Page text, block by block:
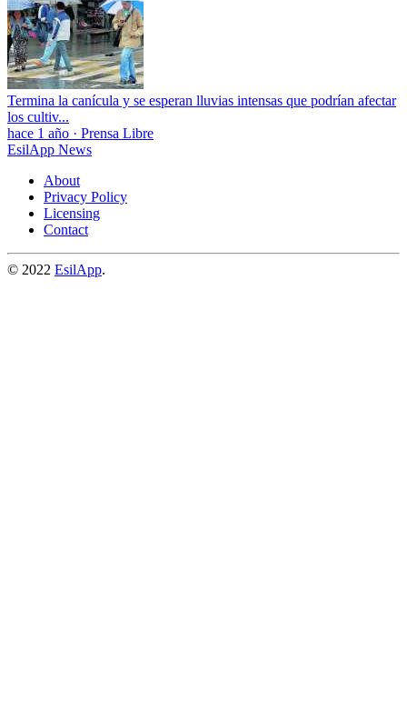
Termina la canícula y se esperan lluvias intensas que podrían afectar
los cultiv...
hace 1 año · Prensa Libre
EsilApp News
About
Privacy Policy
Licensing
Contact
© 2022 EsilApp.